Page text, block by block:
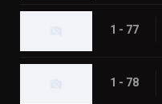
1 - 77
1 - 78